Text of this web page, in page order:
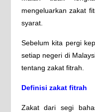
mengeluarkan zakat
syarat.
Sebelum kita pergi
setiap negeri di
tentang zakat fitrah.
Definisi zakat fitrah
Zakat dari segi